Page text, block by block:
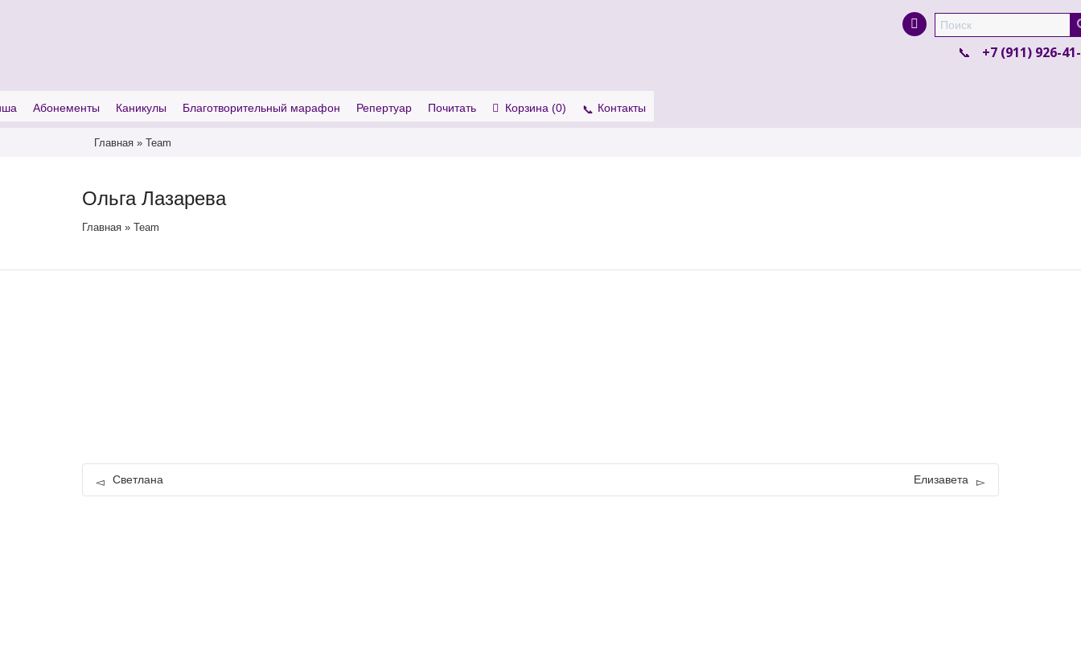
+7 (911) 926-
Абонементы Каникулы Благотворительный марафон Репертуар Почитать Корзина (0) Контакты
Главная » Team
Ольга Лазарева
Главная » Team
Светлана Елизавета